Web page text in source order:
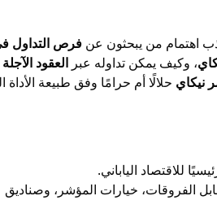
اهتمام من يبحثون عنفرص التداول
، وكيف يمكن تداوله عبرالعقود الآجلة
نيكاي حلالًا أم حرامًا وفق طبيعة
الفروقات، خيارات المؤشر، وصناديق